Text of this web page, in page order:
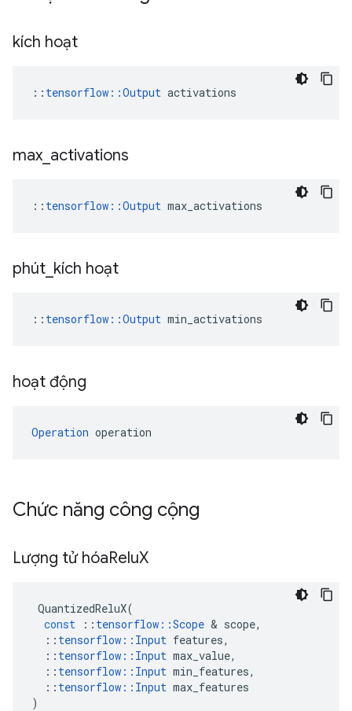
kích hoạt
:: tensorflow::Output activations
max activations
:: tensorflow::Output max_activations
phút kích hoạt
:: tensorflow::Output min_activations
hoạt động
Operation operation
Chức năng công cộng
Lượng tử hóaReluX
QuantizedReluX(
const
:: tensorflow ::Scope & scope,
:: tensorflow :: Input features,
:: tensorflow :: Input max_value,
:: tensorflow :: Input min_features,
:: tensorflow :: Input max_features
)